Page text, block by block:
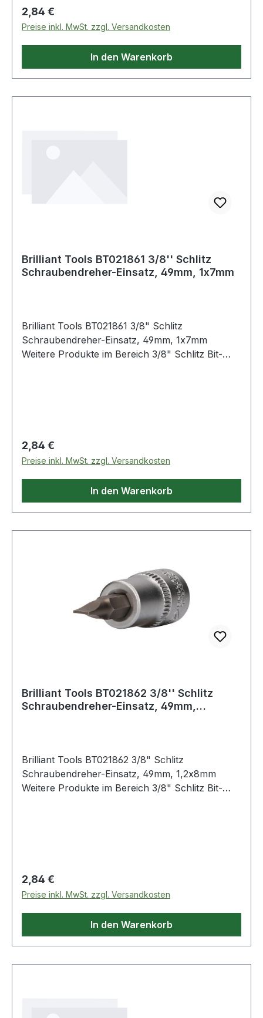
Regulärer Preis:
2,84 €
Preise inkl. MwSt. zzgl. Versandkosten
In den Warenkorb
Brilliant Tools BT021861 3/8'' Schlitz
Schraubendreher-Einsatz, 49mm, 1x7mm
Brilliant Tools BT021861 3/8" Schlitz
Schraubendreher-Einsatz, 49mm, 1x7mm
Weitere Produkte im Bereich 3/8" Schlitz Bit-
Regulärer Preis:
2,84 €
Preise inkl. MwSt. zzgl. Versandkosten
In den Warenkorb
Brilliant Tools BT021862 3/8'' Schlitz
Schraubendreher-Einsatz, 49mm,
Brilliant Tools BT021862 3/8" Schlitz
Schraubendreher-Einsatz, 49mm, 1,2x8mm
Weitere Produkte im Bereich 3/8" Schlitz Bit-
Regulärer Preis:
2,84 €
Preise inkl. MwSt. zzgl. Versandkosten
In den Warenkorb